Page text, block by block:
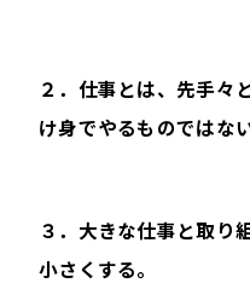
２．仕事とは、先手々
け身でやるものではない
３．大きな仕事と取り
小さくする。